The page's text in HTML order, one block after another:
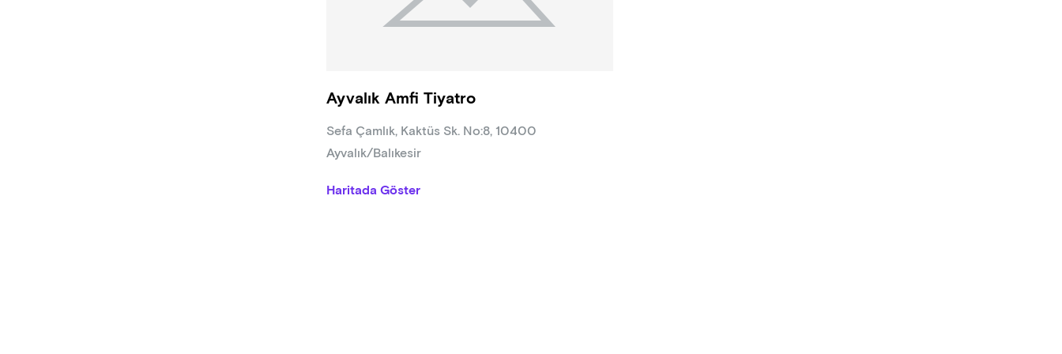
Ayvalık Amfi Tiyatro
Sefa Çamlık, Kaktüs Sk. No:8, 10400
Ayvalık/Balıkesir
Haritada Göster